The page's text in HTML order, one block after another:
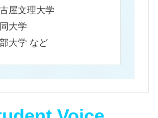
古屋文理大学
大学
部大学 など